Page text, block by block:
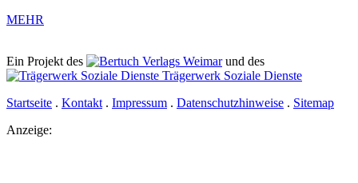
MEHR
Ein Projekt des Verlags Weimarund des
Trägerwerk Soziale Dienste
Startseite . Kontakt . Impressum . Datenschutzhinweise . Sitemap
Anzeige: